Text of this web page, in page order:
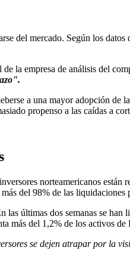
del mercado. Según los datos
de la empresa de análisis del
a una mayor adopción
propenso a las caídas a
norteamericanos
del 98% de las liquidaciones
últimas dos semanas se
más del 1,2% de los activos de
se dejen atrapar por la